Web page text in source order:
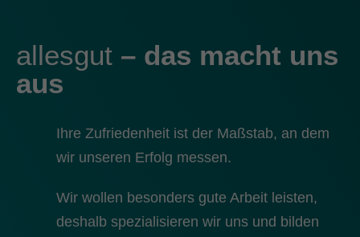
allesgut – das macht uns
aus
Ihre Zufriedenheit ist der Maßstab, an dem
wir unseren Erfolg messen.
Wir wollen besonders gute Arbeit leisten,
deshalb spezialisieren wir uns und bilden